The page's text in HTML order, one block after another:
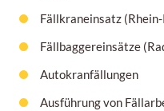
Fällkraneinsatz
Fällbaggereinsätze
Autokranfällungen
Ausführung von